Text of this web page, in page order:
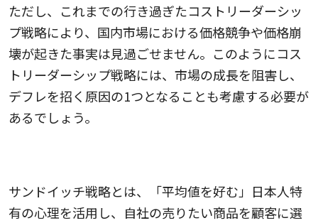
ただし、これまでの行き過ぎたコストリーダーシッ
プ戦略により、国内市場における価格競争や価格崩
壊が起きた事実は見過ごせません。このようにコス
トリーダーシップ戦略には、市場の成長を阻害し、
デフレを招く原因の1つとなることも考慮する必要が
あるでしょう。
サンドイッチ戦略とは、「平均値を好む」日本人特
有の心理を活用し、自社の売りたい商品を顧客に選